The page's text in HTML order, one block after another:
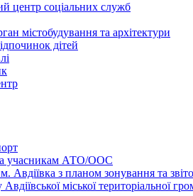
центр соціальних служб
містобудування та архітектури
дітей
учасникам АТО/ООС
Авдіївка з планом зонування та
міської територіальної